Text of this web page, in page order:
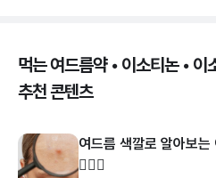
먹는 여드름약 • 이소티논 • 이
추천 콘텐츠
여드름 색깔로 알아보
👩🏻‍⚕️